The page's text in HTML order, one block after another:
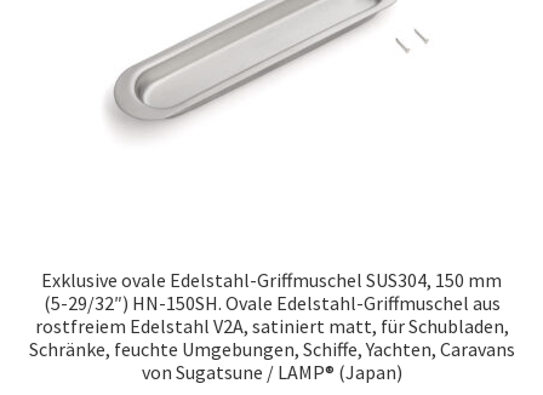
Exklusive ovale Edelstahl-Griffmuschel SUS304, 150 mm
(5-29/32″) HN-150SH. Ovale Edelstahl-Griffmuschel aus
rostfreiem Edelstahl V2A, satiniert matt, für Schubladen,
Schränke, feuchte Umgebungen, Schiffe, Yachten, Caravans
von Sugatsune / LAMP® (Japan)